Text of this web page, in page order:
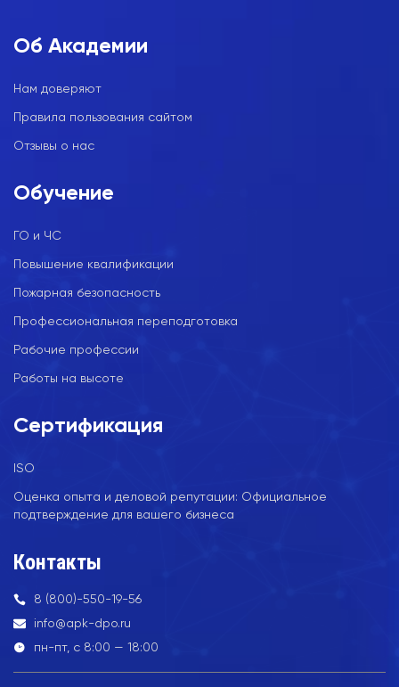
Об Академии
Нам доверяют
Правила пользования сайтом
Отзывы о нас
Обучение
ГО и ЧС
Повышение квалификации
Пожарная безопасность
Профессиональная переподготовка
Рабочие профессии
Работы на высоте
Сертификация
ISO
Оценка опыта и деловой репутации: Официальное
подтверждение для вашего бизнеса
Контакты
8 (800)-550-19-56
info@apk-dpo.ru
пн-пт, с 8:00 — 18:00